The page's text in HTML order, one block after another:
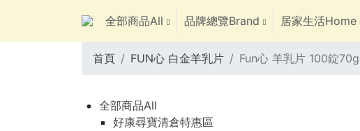
全部商品All 品牌總覽Brand 居家生活Home
首頁 FUN心 白金羊乳片 Fun心 羊乳片 100錠
全部商品All
好康尋寶清倉特惠區